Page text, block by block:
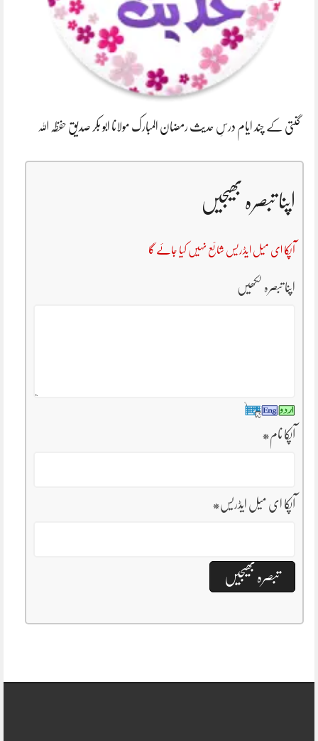
گنتی کے چند ایام درسِ حدیث رمضان المبارک مولانا ابو بکر صدیق حفظہ اللہ
اپنا تبصرہ بھیجیں
آپکا ای میل ایڈریس شائع نہیں کیا جائے گا
اپنا تبصرہ لکھیں
آپکا نام*
آپکا ای میل ایڈریس*